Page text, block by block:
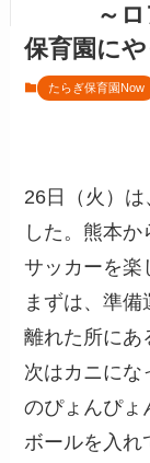
～ロア
保育園に
たらぎ保育園Now
26日（火）
した。熊本か
サッカーを楽
まずは、準
離れた所にあ
次はカニにな
のぴょんぴょ
ボールを入れ